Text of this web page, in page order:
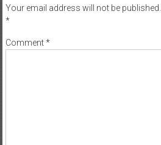
Your email address will not be published.
*
Comment*